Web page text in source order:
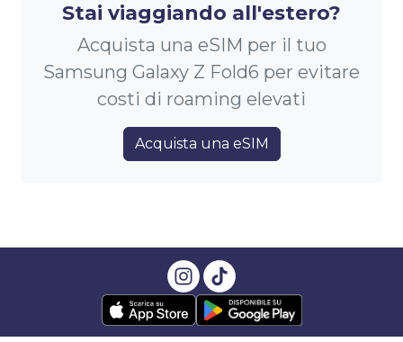
Stai viaggiando all'estero?
Acquista una eSIM per il tuo
Samsung Galaxy Z Fold6 per evitare
costi di roaming elevati
Acquista una eSIM